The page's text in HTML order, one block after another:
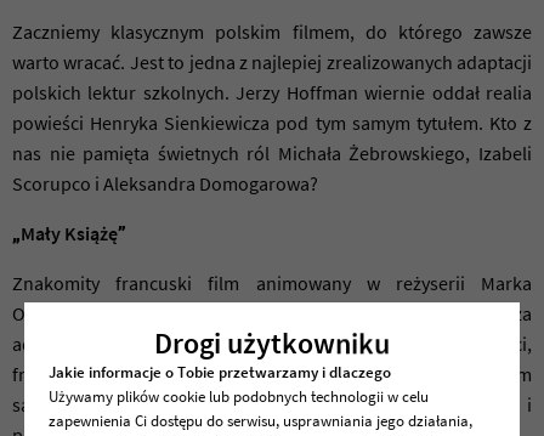
Drogi użytkowniku
Jakie informacje o Tobie przetwarzamy i dlaczego
Używamy plików cookie lub podobnych technologii w celu
zapewnienia Ci dostępu do serwisu, usprawniania jego działania,
Zaczniemy klasycznym polskim filmem, do którego zawsze
warto wracać. Jest to jedna z najlepiej zrealizowanych adaptacji
polskich lektur szkolnych. Jerzy Hoffman wiernie oddał realia
powieści Henryka Sienkiewicza pod tym samym tytułem. Kto z
nas nie pamięta świetnych ról Michała Żebrowskiego, Izabeli
Scorupco i Aleksandra Domogarowa?
„Mały Książę”
Znakomity francuski film animowany w reżyserii Marka
Osborne’a, który zrobił furorę w ostatnich latach. Najlepsza
adaptacja książki, tylko pozornie przeznaczonej dla dzieci,
francuskiego pisarza Antoine’a de Saint-Exupéry’ego o tym
samym tytule. Opowieść o dorastaniu, wiernej miłości i